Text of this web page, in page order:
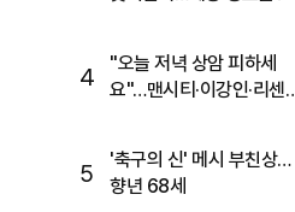
4
"오늘 저녁 상암 피하세
요"…맨시티·이강인·리센
5
'축구의 신' 메시 부친상…
향년 68세